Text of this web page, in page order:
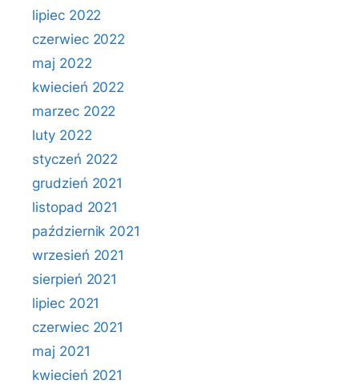
lipiec 2022
czerwiec 2022
maj 2022
kwiecień 2022
marzec 2022
luty 2022
styczeń 2022
grudzień 2021
listopad 2021
październik 2021
wrzesień 2021
sierpień 2021
lipiec 2021
czerwiec 2021
maj 2021
kwiecień 2021